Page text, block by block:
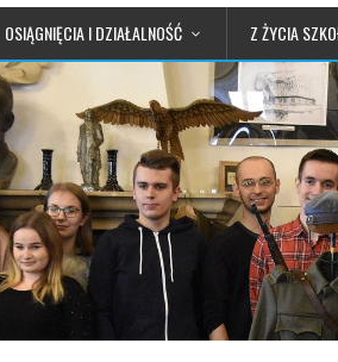
OSIĄGNIĘCIA I DZIAŁALNOŚĆ Z ŻYCIA